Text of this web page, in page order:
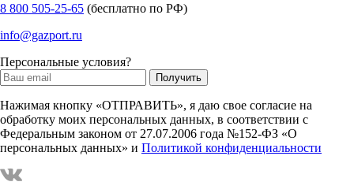
8 800 505-25-65 (бесплатно по РФ)
info@gazport.ru
Персональные условия?
Нажимая кнопку «ОТПРАВИТЬ», я даю свое согласие на
обработку моих персональных данных, в соответствии с
Федеральным законом от 27.07.2006 года №152-ФЗ «О
персональных данных» и Политикой конфиденциальности